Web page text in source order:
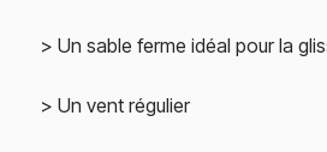
> Un sable ferme idéal pour la
> Un vent régulier